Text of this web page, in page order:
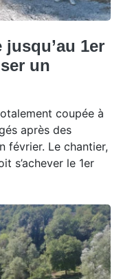
jusqu’au 1er
un
coupée à
après des
février. Le chantier,
s’achever le 1er